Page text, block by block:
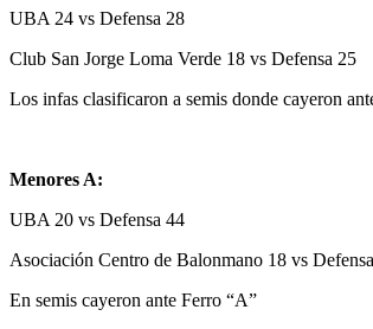
UBA 24 vs Defensa 28
Club San Jorge Loma Verde 18 vs Defensa 25
Los infas clasificaron a semis donde cayeron
Menores A:
UBA 20 vs Defensa 44
Asociación Centro de Balonmano 18 vs
En semis cayeron ante Ferro “A”